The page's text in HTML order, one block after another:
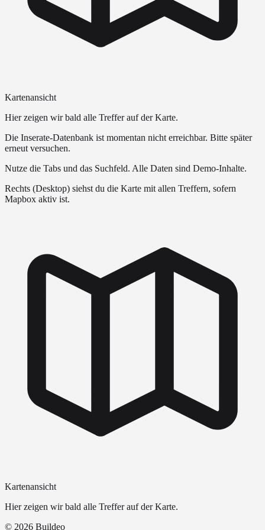
Kartenansicht
Hier zeigen wir bald alle Treffer auf der Karte.
Die Inserate-Datenbank ist momentan nicht erreichbar. Bitte später
erneut versuchen.
Nutze die Tabs und das Suchfeld. Alle Daten sind Demo-Inhalte.
Rechts (Desktop) siehst du die Karte mit allen Treffern, sofern
Mapbox aktiv ist.
Kartenansicht
Hier zeigen wir bald alle Treffer auf der Karte.
© 2026 Buildeo